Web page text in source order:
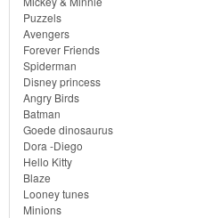
dinosaurus
Dora
-
Diego
Hello
Kitty
Puzzels
Avengers
Forever Friends
Spiderman
Disney princess
Angry Birds
Batman
Goede dinosaurus
Dora -Diego
Hello Kitty
Blaze
Looney tunes
Minions